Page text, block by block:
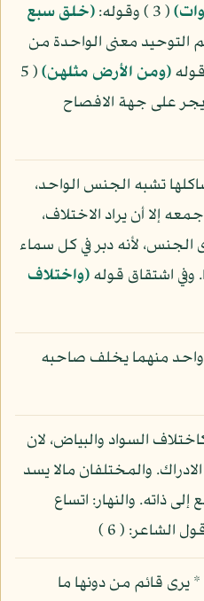
( 3 ) وقوله:
(خلق سبع
التوحيد معنى الواحدة من
(ومن الأرض مثلهن) ( 5
على جهة الافصاح
تشبه الجنس الواحد،
إلا أن يراد الاختلاف،
لأنه دبر في كل سماء
وفي اشتقاق قوله(واختلاف
منهما يخلف صاحبه
السواد والبياض، لان
والمختلفان مالا يسد
ذاته. والنهار: اتساع
الشاعر: ( 6 )
يرى قائم من دونها ما